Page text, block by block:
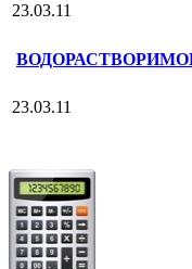
23.03.11
23.03.11